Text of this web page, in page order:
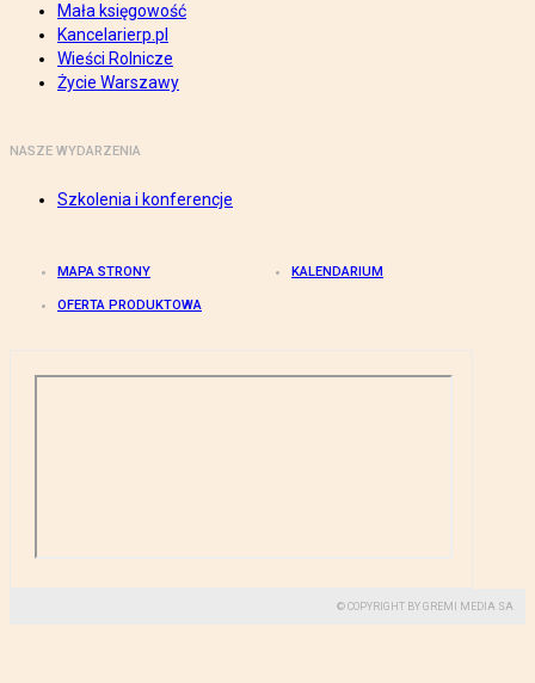
Mała księgowość
Kancelarierp.pl
Wieści Rolnicze
Życie Warszawy
NASZE WYDARZENIA
Szkolenia i konferencje
MAPA STRONY KALENDARIUM
OFERTA PRODUKTOWA
© COPYRIGHT BY GREMI MEDIA SA